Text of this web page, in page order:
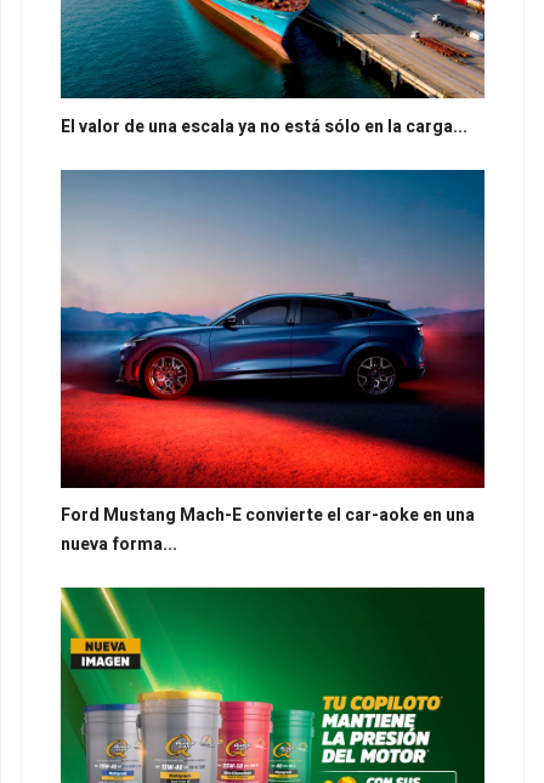
El valor de una escala ya no está sólo en la carga...
Ford Mustang Mach-E convierte el car-aoke en una
nueva forma...